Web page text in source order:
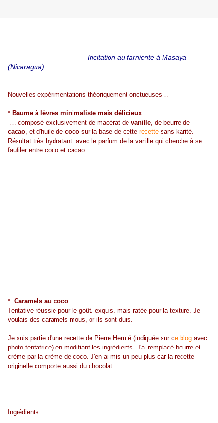
Incitation au farniente à Masaya
(Nicaragua)
Nouvelles expérimentations théoriquement onctueuses…
* Baume à lèvres minimaliste mais délicieux
… composé exclusivement de macérat de vanille, de beurre de
cacao, et d'huile de coco sur la base de cette recette sans karité.
Résultat très hydratant, avec le parfum de la vanille qui cherche à se
faufiler entre coco et cacao.
* Caramels au coco
Tentative réussie pour le goût, exquis, mais ratée pour la texture. Je
voulais des caramels mous, or ils sont durs.
Je suis partie d'une recette de Pierre Hermé (indiquée sur ce blog avec
photo tentatrice) en modifiant les ingrédients. J'ai remplacé beurre et
crème par la crème de coco. J'en ai mis un peu plus car la recette
originelle comporte aussi du chocolat.
Ingrédients